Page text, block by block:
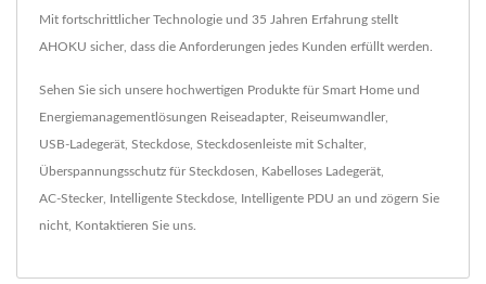
Mit fortschrittlicher Technologie und 35 Jahren Erfahrung stellt
AHOKU sicher, dass die Anforderungen jedes Kunden erfüllt werden.
Sehen Sie sich unsere hochwertigen Produkte für Smart Home und
Energiemanagementlösungen Reiseadapter, Reiseumwandler,
USB-Ladegerät Steckdose Steckdosenleiste mit Schalter,
Überspannungsschutz für Steckdosen Kabelloses Ladegerät
AC-Stecker, Intelligente Steckdose Intelligente PDU an und zögern Sie
nicht, Kontaktieren Sie uns